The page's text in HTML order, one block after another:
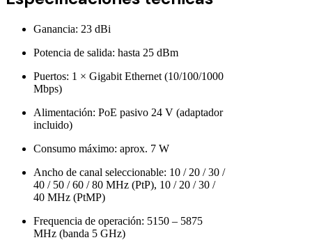
Ganancia: 23 dBi
Potencia de salida: hasta 25 dBm
Puertos: 1 × Gigabit Ethernet (10/100/1000
Mbps)
Alimentación: PoE pasivo 24 V (adaptador
incluido)
Consumo máximo: aprox. 7 W
Ancho de canal seleccionable: 10 / 20 / 30 /
40 / 50 / 60 / 80 MHz (PtP), 10 / 20 / 30 /
40 MHz (PtMP)
Frequencia de operación: 5150 – 5875
MHz (banda 5 GHz)